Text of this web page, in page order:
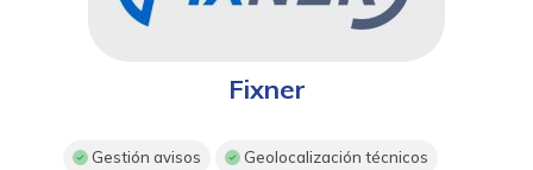
Fixner
Gestión avisos Geolocalización técnicos